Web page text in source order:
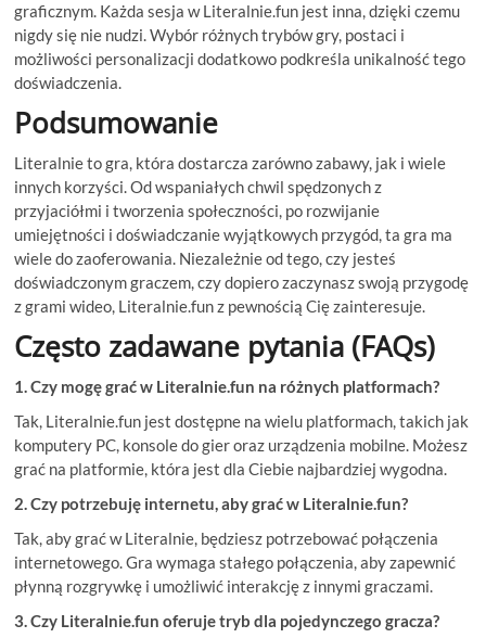
graficznym. Każda sesja w Literalnie.fun jest inna, dzięki czemu
nigdy się nie nudzi. Wybór różnych trybów gry, postaci i
możliwości personalizacji dodatkowo podkreśla unikalność tego
doświadczenia.
Podsumowanie
Literalnie to gra, która dostarcza zarówno zabawy, jak i wiele
innych korzyści. Od wspaniałych chwil spędzonych z
przyjaciółmi i tworzenia społeczności, po rozwijanie
umiejętności i doświadczanie wyjątkowych przygód, ta gra ma
wiele do zaoferowania. Niezależnie od tego, czy jesteś
doświadczonym graczem, czy dopiero zaczynasz swoją przygodę
z grami wideo, Literalnie.fun z pewnością Cię zainteresuje.
Często zadawane pytania (FAQs)
1. Czy mogę grać w Literalnie.fun na różnych platformach?
Tak, Literalnie.fun jest dostępne na wielu platformach, takich jak
komputery PC, konsole do gier oraz urządzenia mobilne. Możesz
grać na platformie, która jest dla Ciebie najbardziej wygodna.
2. Czy potrzebuję internetu, aby grać w Literalnie.fun?
Tak, aby grać w Literalnie, będziesz potrzebować połączenia
internetowego. Gra wymaga stałego połączenia, aby zapewnić
płynną rozgrywkę i umożliwić interakcję z innymi graczami.
3. Czy Literalnie.fun oferuje tryb dla pojedynczego gracza?